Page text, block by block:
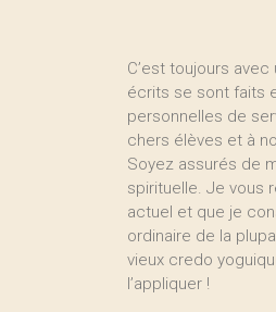
C’est toujours
écrits se sont faits
personnelles de
chers élèves et à
Soyez assurés de
spirituelle. Je vous
actuel et que je
ordinaire de la
vieux credo
l’appliquer !